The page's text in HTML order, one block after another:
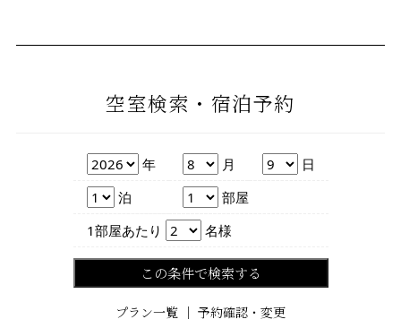
空室検索・宿泊予約
年 年 月 月 日
日
泊数 泊 部屋数 部屋
1部屋あたり
人数 名様
この条件で検索する
プラン一覧 ｜ 予約確認・変更